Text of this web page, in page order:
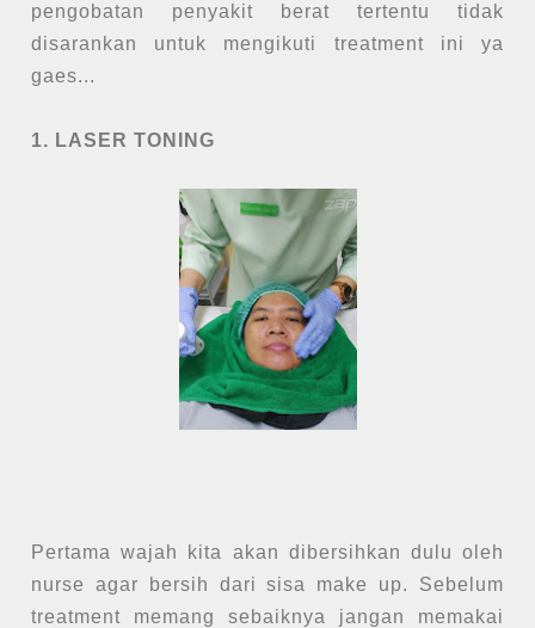
pengobatan penyakit berat tertentu tidak
disarankan untuk mengikuti treatment ini ya
gaes...
1. LASER TONING
Pertama wajah kita akan dibersihkan dulu oleh
nurse agar bersih dari sisa make up. Sebelum
treatment memang sebaiknya jangan memakai